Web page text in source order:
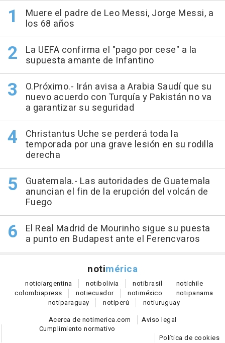
Muere el padre de Leo Messi, Jorge Messi, a
los 68 años
La UEFA confirma el "pago por cese" a la
supuesta amante de Infantino
O.Próximo.- Irán avisa a Arabia Saudí que su
nuevo acuerdo con Turquía y Pakistán no va
a garantizar su seguridad
Christantus Uche se perderá toda la
temporada por una grave lesión en su rodilla
derecha
Guatemala.- Las autoridades de Guatemala
anuncian el fin de la erupción del volcán de
Fuego
El Real Madrid de Mourinho sigue su puesta
a punto en Budapest ante el Ferencvaros
notimérica
noticiargentina notibolivia notibrasil notichile
colombiapress notiecuador notiméxico notipanama
notiparaguay notiperú notiuruguay
Acerca de notimerica.com
Aviso legal
Cumplimiento normativo
Política de cookies